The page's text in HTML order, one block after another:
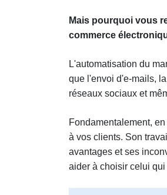
Mais pourquoi vous
commerce
L'automatisation du
que l'envoi d'e-mails,
réseaux sociaux et
Fondamentalement,
à vos clients. Son
avantages et ses
aider à choisir celui